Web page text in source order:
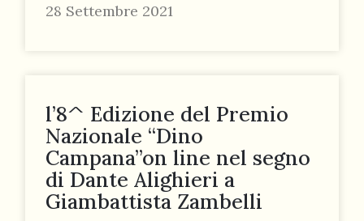
28 Settembre 2021
l’8^ Edizione del Premio
Nazionale “Dino
Campana”on line nel segno
di Dante Alighieri a
Giambattista Zambelli